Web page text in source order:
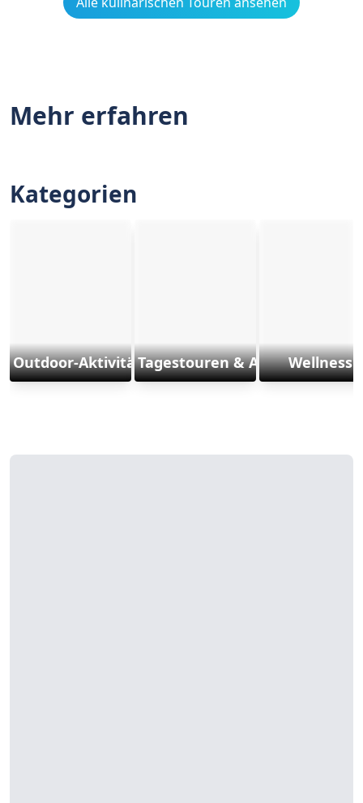
Mehr erfahren
Kategorien
Outdoor-Aktivitäten und Sports
Tagestouren & AusflügeWellness